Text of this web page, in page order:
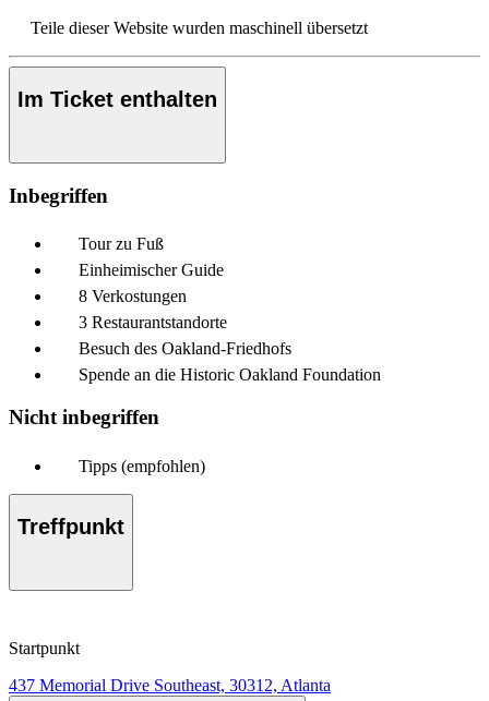
Teile dieser Website wurden maschinell übersetzt
Im Ticket enthalten
Inbegriffen
Tour zu Fuß
Einheimischer Guide
8 Verkostungen
3 Restaurantstandorte
Besuch des Oakland-Friedhofs
Spende an die Historic Oakland Foundation
Nicht inbegriffen
Tipps (empfohlen)
Treffpunkt
Startpunkt
437 Memorial Drive Southeast, 30312, Atlanta